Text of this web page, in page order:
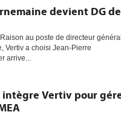
devient DG de
au poste de directeur
Vertiv a choisi Jean-Pierre
arrive...
intègre Vertiv pour